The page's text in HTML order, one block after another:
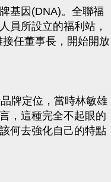
基因(DNA)。全聯福
員所設立的福利站，
任董事長，開始開放
牌定位，當時林敏雄
，這種完全不起眼的
何去強化自己的特點